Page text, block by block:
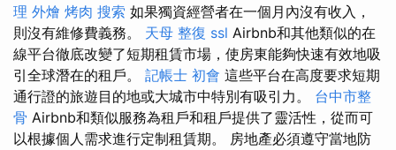
理 外燴 烤肉 搜索 如果獨資經營者在一個月內沒有收入，
則沒有維修費義務。 天母 整復 ssl Airbnb和其他類似的在
線平台徹底改變了短期租賃市場，使房東能夠快速有效地吸
引全球潛在的租戶。 記帳士 初會 這些平台在高度要求短期
通行證的旅遊目的地或大城市中特別有吸引力。 台中市整
骨 Airbnb和類似服務為租戶和租戶提供了靈活性，從而可
以根據個人需求進行定制租賃期。 房地產必須遵守當地防